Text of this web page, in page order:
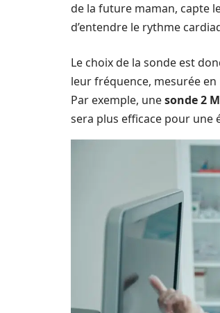
de la future maman, capte
d’entendre le rythme
Le choix de la sonde est
leur fréquence, mesurée
Par exemple, unesonde 2
sera plus efficace pour une